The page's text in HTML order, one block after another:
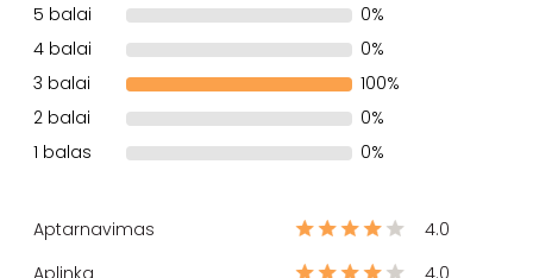
5 balai
0%
4 balai
0%
3 balai
100%
2 balai
0%
1 balas
0%
Aptarnavimas
4.0
Aplinka
4.0